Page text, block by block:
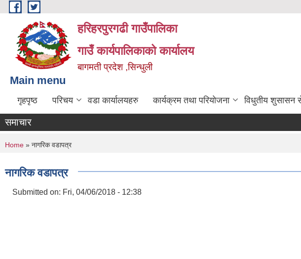
Skip to main content
हरिहरपुरगढी गाउँपालिका
गाउँ कार्यपालिकाको कार्यालय
बागमती प्रदेश ,सिन्धुली
Main menu
गृहपृष्ठ परिचय वडा कार्यालयहरु कार्यक्रम तथा परियोजना विधुतीय शुसासन
समाचार
You are here
Home » नागरिक वडापत्र
नागरिक वडापत्र
Submitted on: Fri, 04/06/2018 - 12:38